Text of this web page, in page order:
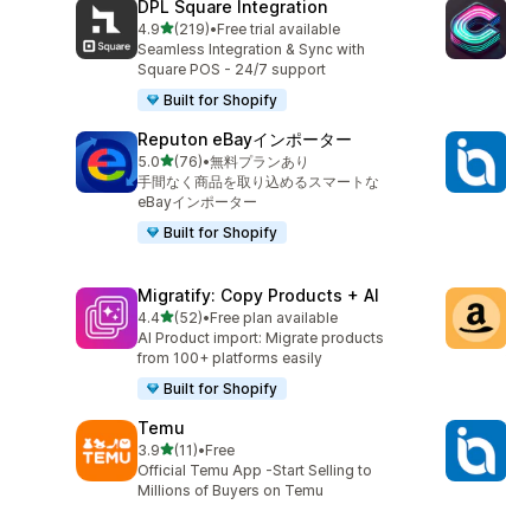
DPL Square Integration
4.95つ星中
(219)
合計レビュー数：219件
•Free trial available
Seamless Integration & Sync with
Square POS - 24/7 support
Built for Shopify
Reputon eBayインポーター
5.05つ星中
(76)
合計レビュー数：76件
•無料プランあり
手間なく商品を取り込めるスマートな
eBayインポーター
Built for Shopify
Migratify: Copy Products + AI
4.45つ星中
(52)
合計レビュー数：52件
•Free plan available
AI Product import: Migrate products
from 100+ platforms easily
Built for Shopify
Temu
3.95つ星中
(11)
合計レビュー数：11件
•Free
Official Temu App -Start Selling to
Millions of Buyers on Temu